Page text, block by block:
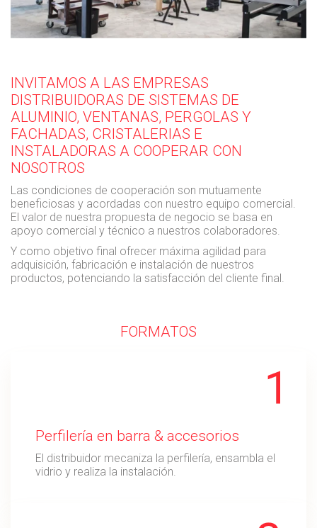
INVITAMOS A LAS EMPRESAS
DISTRIBUIDORAS DE SISTEMAS DE
ALUMINIO, VENTANAS, PERGOLAS Y
FACHADAS, CRISTALERIAS E
INSTALADORAS A COOPERAR CON
NOSOTROS
Las condiciones de cooperación son mutuamente
beneficiosas y acordadas con nuestro equipo comercial.
El valor de nuestra propuesta de negocio se basa en
apoyo comercial y técnico a nuestros colaboradores.
Y como objetivo final ofrecer máxima agilidad para
adquisición, fabricación e instalación de nuestros
productos, potenciando la satisfacción del cliente final.
FORMATOS
Perfilería en barra & accesorios
El distribuidor mecaniza la perfilería, ensambla el
vidrio y realiza la instalación.